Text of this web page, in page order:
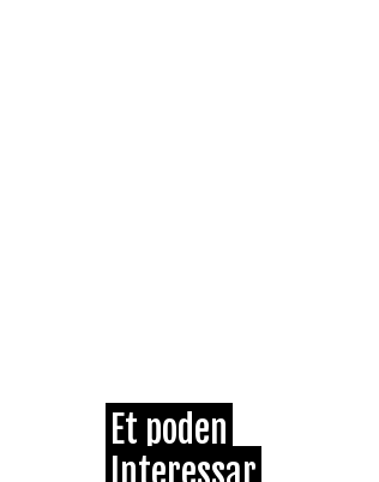
Et poden